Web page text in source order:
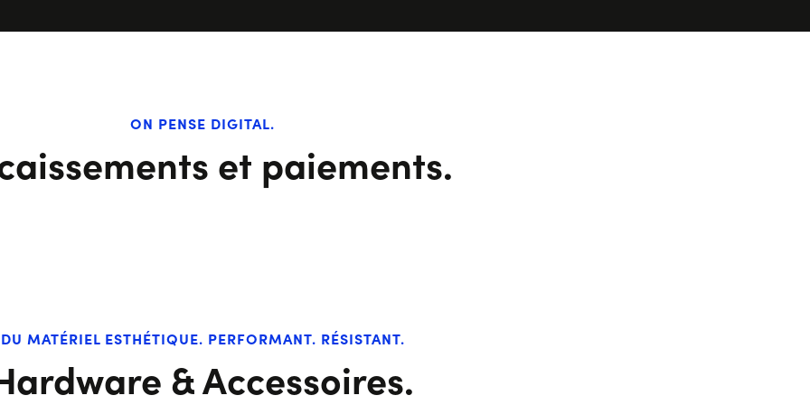
ON PENSE DIGITAL.
et paiements.
DU MATÉRIEL ESTHÉTIQUE. PERFORMANT. RÉSISTANT.
& Accessoires.